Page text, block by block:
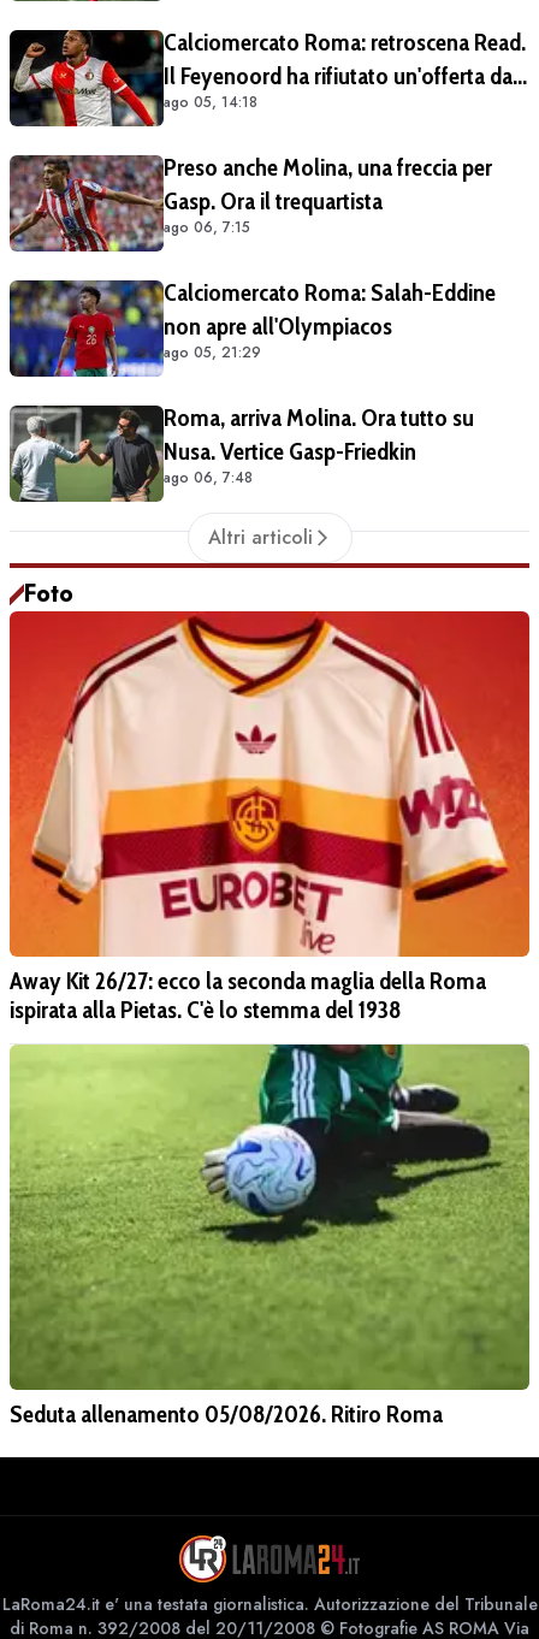
Calciomercato Roma: retroscena Read.
Il Feyenoord ha rifiutato un'offerta da
25 milioni di euro più 4 di bonus
ago 05, 14:18
Preso anche Molina, una freccia per
Gasp. Ora il trequartista
ago 06, 7:15
Calciomercato Roma: Salah-Eddine
non apre all'Olympiacos
ago 05, 21:29
Roma, arriva Molina. Ora tutto su
Nusa. Vertice Gasp-Friedkin
ago 06, 7:48
Altri articoli
Foto
Away Kit 26/27: ecco la seconda maglia della Roma
ispirata alla Pietas. C'è lo stemma del 1938
Seduta allenamento 05/08/2026. Ritiro Roma
LaRoma24.it e' una testata giornalistica. Autorizzazione del Tribunale
di Roma n. 392/2008 del 20/11/2008 © Fotografie AS ROMA Via